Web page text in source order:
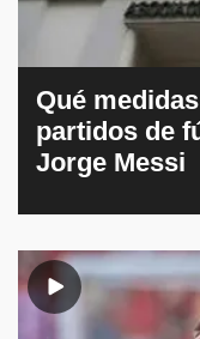
Qué
partidos de
Jorge Messi